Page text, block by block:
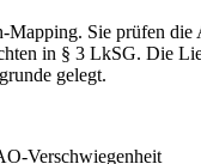
Sie prüfen
in § 3 LkSG. Die
gelegt.
Verschwiegenheit